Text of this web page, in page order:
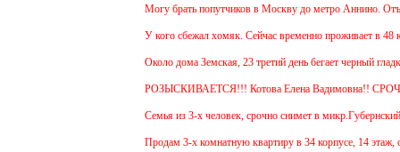
Могу брать попутчиков в Москву до метро Аннино.
У кого сбежал хомяк. Сейчас временно проживает в 48
Около дома Земская, 23 третий день бегает черный
РОЗЫСКИВАЕТСЯ!!! Котова Елена Вадимовна!!
Семья из 3-х человек, срочно снимет в микр.Губернский
Продам 3-х комнатную квартиру в 34 корпусе, 14